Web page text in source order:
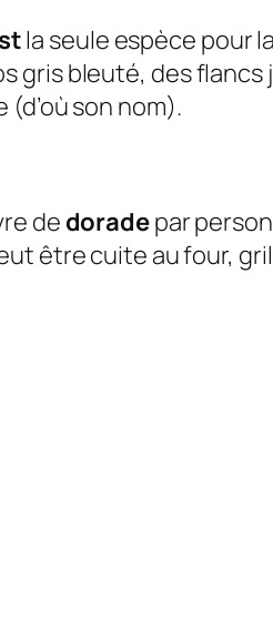
la seule espèce pour
gris bleuté, des
son nom).
de doradepar
être cuite au four,